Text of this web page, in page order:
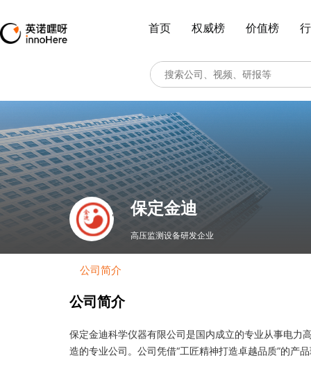
首页 权威榜 价值榜
保定金迪
高压监测设备研发企业
公司简介
公司简介
保定金迪科学仪器有限公司是国内成立的专业从事电力
造的专业公司。公司凭借“工匠精神打造卓越品质”的产